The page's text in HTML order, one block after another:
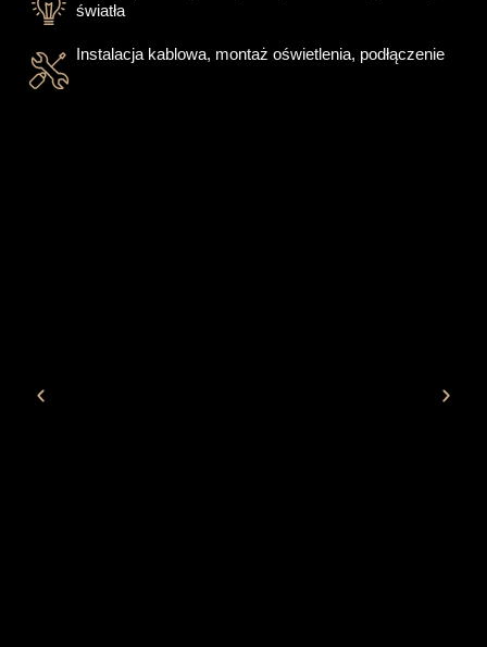
światła
Instalacja kablowa, montaż oświetlenia, podłączenie